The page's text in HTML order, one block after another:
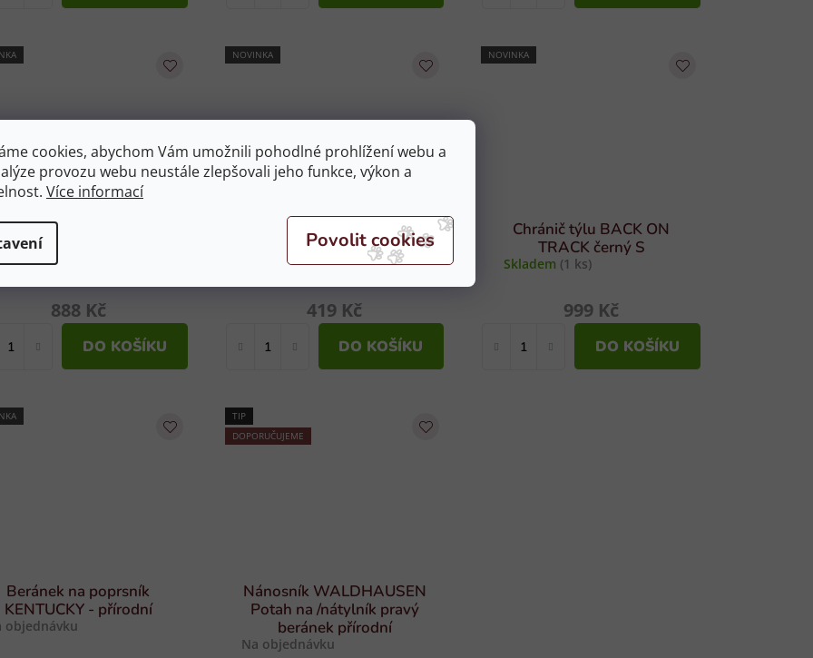
cookies, abychom Vám umožnili pohodlné prohlížení webu a
provozu webu neustále zlepšovali jeho funkce, výkon a
Více informací
na nátylník BACK
ON TRACK černý
objednávku
888 Kč
DO KOŠÍKU
NOVINKA
Beránek na poprsník
EQUITHEME - černý
Na objednávku
419 Kč
DO KOŠÍKU
NOVINKA
Chránič týlu BACK ON
TRACK černý S
Skladem (1 ks)
999 Kč
DO KOŠÍKU
Beránek na poprsník
KENTUCKY - přírodní
objednávku
TIP
DOPORUČUJEME
Nánosník WALDHAUSEN
Potah na /nátylník pravý
beránek přírodní
Na objednávku